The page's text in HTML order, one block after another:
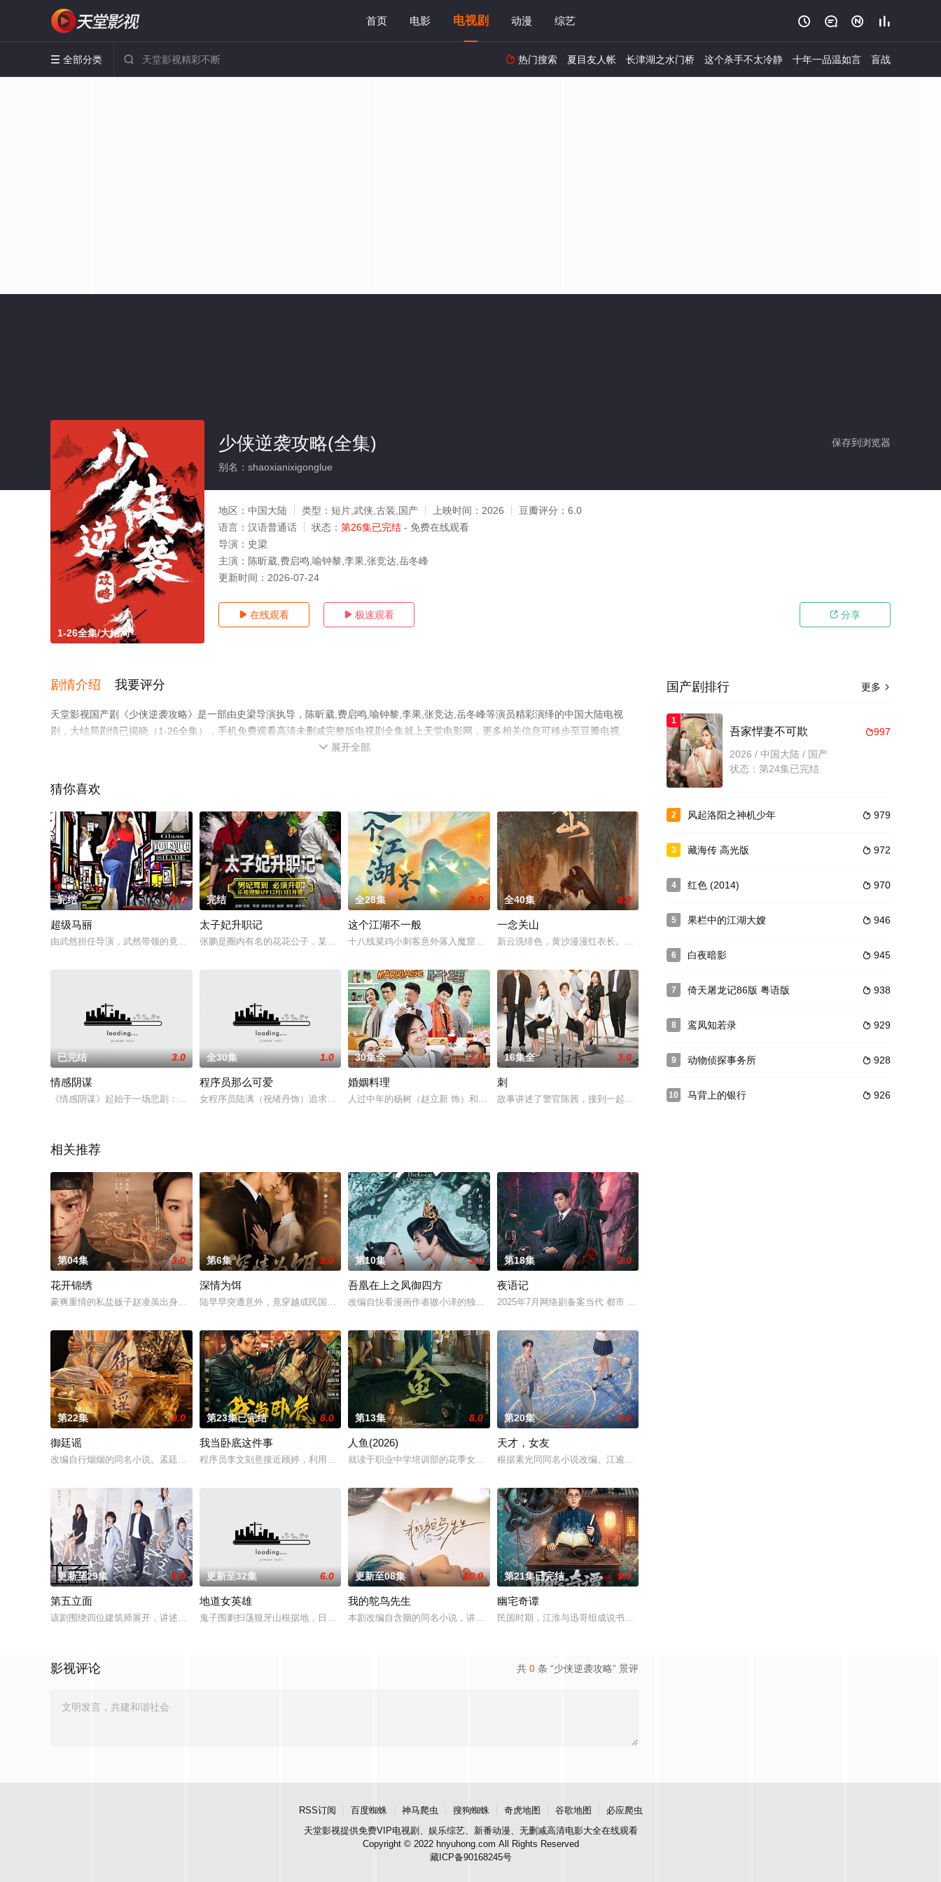
首页 电影 电视剧 动漫 综艺    
 全部分类   热门搜索 夏目友人帐 长津湖之水门桥 这个杀手不太冷静 十年一品温如言 盲战
1-26全集/大结局
保存到浏览器
少侠逆袭攻略(全集)
别名：shaoxianixigonglue
地区： 中国大陆 类型： 短片,武侠,古装,国产 上映时间： 2026 豆瓣评分： 6.0
语言： 汉语普通话 状态： 第26集已完结 - 免费在线观看
导演： 史梁
主演： 陈昕葳,费启鸣,喻钟黎,李果,张竞达,岳冬峰
更新时间： 2026-07-24
 在线观看  极速观看  分享
剧情介绍 我要评分
天堂影视国产剧《少侠逆袭攻略》是一部由史梁导演执导，陈昕葳,费启鸣,喻钟黎,李果,张竞达,岳冬峰等演员精彩演绎的中国大陆电视
剧，大结局剧情已揭晓（1-26全集），手机免费观看高清未删减完整版电视剧全集就上天堂电影网，更多相关信息可移步至豆瓣电视
 展开全部
猜你喜欢
完结 5.0
超级马丽
由武然担任导演，武然带领的竟然相遇剧本工作坊制作剧本，北京鑫西娅文化出品的碎片化式微喜剧《超级马丽》宣布定档9月10日，
完结 3.0
太子妃升职记
张鹏是圈内有名的花花公子，某日，在一场盛大的派对中，张鹏的前女友们联起手来想要向他寻仇，使得张鹏在误打误撞之下掉入了泳池
全28集 2.0
这个江湖不一般
十八线菜鸡小刺客意外落入魔窟，成了江湖头号公敌的新娘，本以为做了帮主夫人就可以吃喝躺平，却不料帮派早已一贫如洗、风雨飘摇
全40集 8.0
一念关山
新云洗绯色，黄沙漫漫红衣长。江湖行远舟，关山阵阵万重霜。该剧讲述安国朱衣卫前左使任如意（刘诗诗 饰
已完结 3.0
情感阴谋
《情感阴谋》起始于一场悲剧：来自他乡的民营公司老板李楠山，不知何故突然跳楼身亡，他在美国留学的弟弟李楠风闻讯后匆匆回到上
全30集 1.0
程序员那么可爱
女程序员陆漓（祝绪丹饰）追求职业理想,努力投身编程领域,凭借过硬简历和惊人智慧搞定学长姜逸城（邢昭林饰）,成功进入姜逸城
30集全 2.0
婚姻料理
人过中年的杨树（赵立新 饰）和阿琴（闫妮 饰）是一对爱情早已归于平淡、终日为了生计而奔波不休的夫妻。杨树原为大学教授，后
16集全 3.0
刺
故事讲述了警官陈茜，接到一起女性失踪事件的报案，经过与失踪人韩晓婷周边同事和朋友的接触，一桩十年
相关推荐
第04集 3.0
花开锦绣
豪爽重情的私盐贩子赵凌虽出身草莽，却心怀壮志，他结识了遭人诬陷私通的世家名媛小姐傅庭芸，被迫一起逃亡，二人历经家族与朝廷
第6集 9.0
深情为饵
陆早早突遭意外，竟穿越成民国少夫人苏沐晚，醒来，却是丈夫枪口相对、父母冤案、连环下毒……她于绝境中步步破局，与“醋精”少
第10集 3.0
吾凰在上之凤御四方
改编自快看漫画作者嗷小泽的独家连载漫画《吾凰在上》。现代少女奚圆（姜贞羽 饰）因意外踏入玄机界，继而卷入虎云国内乱的漩涡
第18集 2.0
夜语记
2025年7月网络剧备案当代 都市 海南越酷文化传媒有限公司
第22集 9.0
御廷谣
改编自行烟烟的同名小说。孟廷辉，大平王朝有史以来个以女子进士科三元及第入翰林院的奇女子。十年前的她被他从死人堆里救出来，
第23集已完结 8.0
我当卧底这件事
程序员李文刻意接近顾婷，利用顾炎女儿奴的属性，请求老炮儿顾炎带自己用程序员身份卧底电诈集团以求查出未婚妻离奇死亡的真相。
第13集 8.0
人鱼(2026)
就读于职业中学培训部的花季女生苏琳（黄杨钿甜 饰），虽自小被父母忽视，在艰苦环境中长大，但她始终刻苦学习，憧憬未来。为此
第20集 3.0
天才，女友
根据素光同同名小说改编。江逾白长大以后，林知夏忽然对他说：“江逾白，我喜欢你，哲学和生物学意义上的
更新至29集 8.0
第五立面
该剧围绕四位建筑师展开，讲述了他们在中意合作项目中面对专业挑战与境外竞争，通过创新实践实现本土设计理念突破的故事。
更新至32集 6.0
地道女英雄
鬼子围剿扫荡狼牙山根据地，日军大队长野田天一、中队长三木武夫等带兵参加围剿。冀中军区损失惨重，袁政委不幸牺牲。杨团长指挥
更新至08集 10.0
我的鸵鸟先生
本剧改编自含胭的同名小说，讲述了邻家女孩庞倩（苏晓彤 饰）与童年时因一场意外落下身体残缺的少年顾铭夕（何洛洛 饰）的成长
第21集已完结 9.0
幽宅奇谭
民国时期，江淮与迅哥组成说书班子，偶遇“白天人住屋，晚上鬼占房”的阴阳宅，江淮被掳走配“阴婚”。他与女
共 0 条 “少侠逆袭攻略” 景评
影视评论
更多 
国产剧排行
1
997
吾家悍妻不可欺
2026 / 中国大陆 / 国产
状态：第24集已完结
2  979
风起洛阳之神机少年
3  972
藏海传 高光版
4  970
红色 (2014)
5  946
果栏中的江湖大嫂
6  945
白夜暗影
7  938
倚天屠龙记86版 粤语版
8  929
鸾凤知若录
9  928
动物侦探事务所
10  926
马背上的银行
RSS订阅 百度蜘蛛 神马爬虫 搜狗蜘蛛 奇虎地图 谷歌地图
必应爬虫
天堂影视提供免费VIP电视剧、娱乐综艺、新番动漫、无删减高清电影大全在线观看
Copyright © 2022 hnyuhong.com All Rights Reserved
藏ICP备90168245号